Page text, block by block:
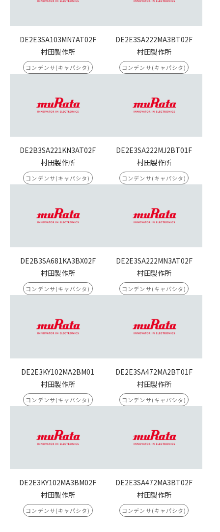
DE2E3SA103MN7AT02F
村田製作所
コンデンサ(キャパシタ)
DE2E3SA222MA3BT02F
村田製作所
コンデンサ(キャパシタ)
DE2B3SA221KN3AT02F
村田製作所
コンデンサ(キャパシタ)
DE2E3SA222MJ2BT01F
村田製作所
コンデンサ(キャパシタ)
DE2B3SA681KA3BX02F
村田製作所
コンデンサ(キャパシタ)
DE2E3SA222MN3AT02F
村田製作所
コンデンサ(キャパシタ)
DE2E3KY102MA2BM01
村田製作所
コンデンサ(キャパシタ)
DE2E3SA472MA2BT01F
村田製作所
コンデンサ(キャパシタ)
DE2E3KY102MA3BM02F
村田製作所
コンデンサ(キャパシタ)
DE2E3SA472MA3BT02F
村田製作所
コンデンサ(キャパシタ)